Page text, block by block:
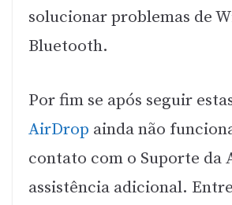
solucionar problemas de
Bluetooth.
Por fim se após seguir
AirDrop ainda não
contato com o Suporte da
assistência adicional.